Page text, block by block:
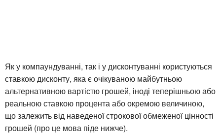
Як у компаундуванні, так і у дисконтуванні користуються
ставкою дисконту, яка є очікуваною майбутньою
альтернативною вартістю грошей, іноді теперішньою або
реальною ставкою процента або окремою величиною,
що залежить від наведеної строкової обмеженої цінності
грошей (про це мова піде нижче).